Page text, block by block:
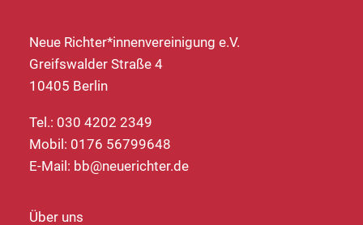
Neue Richter*innenvereinigung e.V.
Greifswalder Straße 4
10405 Berlin
Tel.: 030 4202 2349
Mobil: 0176 56799648
E-Mail: bb@neuerichter.de
Über uns